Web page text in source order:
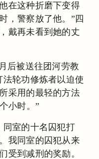
在这种折磨下变得
，警察放了他。”四
戴再未看到她的丈
后被送往团河劳教
法轮功修炼者以迫使
采用的最轻的方法
小时。”
同室的十名囚犯打
我同室的囚犯从来
受到减刑的奖励。